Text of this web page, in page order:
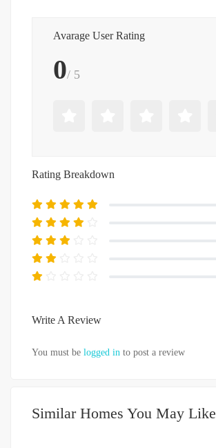
Avarage User Rating
0/ 5
Rating Breakdown
Write A Review
You must be logged in to post a review
Similar Homes You May Like